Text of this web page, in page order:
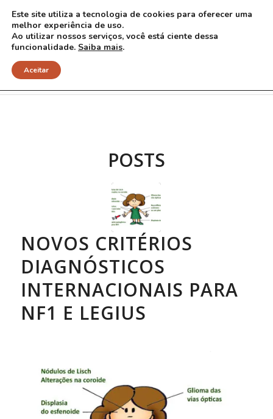
Arquivo para Tag: novos critérios
POSTS
NOVOS CRITÉRIOS
DIAGNÓSTICOS
INTERNACIONAIS PARA
NF1 E LEGIUS
Este site utiliza a tecnologia de cookies para oferecer uma
melhor experiência de uso.
Ao utilizar nossos serviços, você está ciente dessa
funcionalidade. Saiba mais.
Aceitar